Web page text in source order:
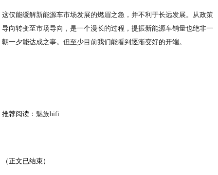
这仅能缓解新能源车市场发展的燃眉之急，并不利于长远发展。从政策
导向转变至市场导向，是一个漫长的过程，提振新能源车销量也绝非一
朝一夕能达成之事。但至少目前我们能看到逐渐变好的开端。
推荐阅读： 魅族hifi
（正文已结束）